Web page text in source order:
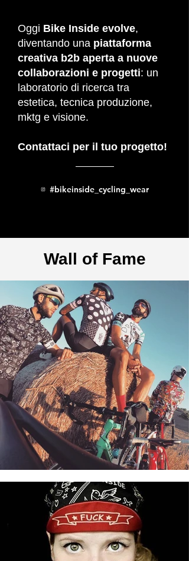
Oggi Bike Inside evolve,
diventando una piattaforma
creativa b2b aperta a nuove
collaborazioni e progetti: un
laboratorio di ricerca tra
estetica, tecnica produzione,
mktg e visione.
Contattaci per il tuo progetto!
#bikeinside_cycling_wear
Wall of Fame